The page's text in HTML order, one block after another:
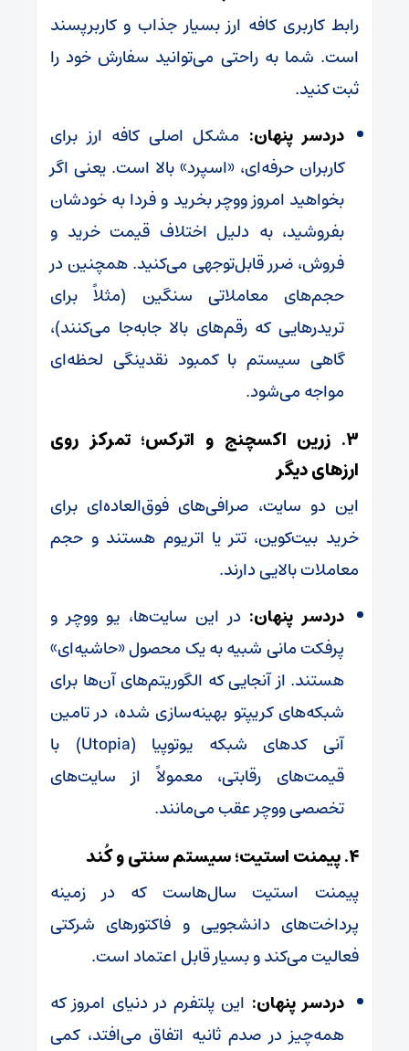
رابط کاربری کافه ارز بسیار جذاب و کاربرپسند
است. شما به راحتی می‌توانید سفارش خود را
ثبت کنید.
دردسر پنهان: مشکل اصلی کافه ارز برای
کاربران حرفه‌ای، «اسپرد» بالا است. یعنی اگر
بخواهید امروز ووچر بخرید و فردا به خودشان
بفروشید، به دلیل اختلاف قیمت خرید و
فروش، ضرر قابل‌توجهی می‌کنید. همچنین در
حجم‌های معاملاتی سنگین (مثلاً برای
تریدرهایی که رقم‌های بالا جابه‌جا می‌کنند)،
گاهی سیستم با کمبود نقدینگی لحظه‌ای
مواجه می‌شود.
۳. زرین اکسچنج و اترکس؛ تمرکز روی
ارزهای دیگر
این دو سایت، صرافی‌های فوق‌العاده‌ای برای
خرید بیت‌کوین، تتر یا اتریوم هستند و حجم
معاملات بالایی دارند.
دردسر پنهان: در این سایت‌ها، یو ووچر و
پرفکت مانی شبیه به یک محصول «حاشیه‌ای»
هستند. از آنجایی که الگوریتم‌های آن‌ها برای
شبکه‌های کریپتو بهینه‌سازی شده، در تامین
آنی کدهای شبکه یوتوپیا (Utopia) با
قیمت‌های رقابتی، معمولاً از سایت‌های
تخصصی ووچر عقب می‌مانند.
۴. پیمنت استیت؛ سیستم سنتی و کُند
پیمنت استیت سال‌هاست که در زمینه
پرداخت‌های دانشجویی و فاکتورهای شرکتی
فعالیت می‌کند و بسیار قابل اعتماد است.
دردسر پنهان: این پلتفرم در دنیای امروز که
همه‌چیز در صدم ثانیه اتفاق می‌افتد، کمی